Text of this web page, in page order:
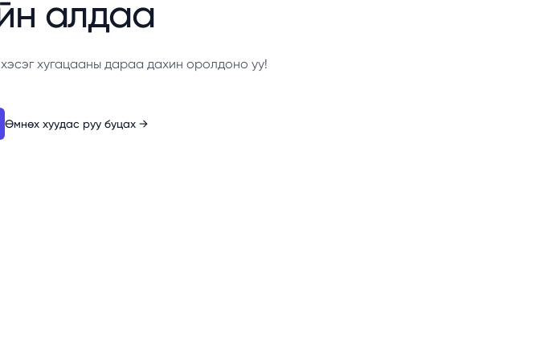
алдаа
хугацааны дараа дахин оролдоно уу!
Өмнөх хуудас руу буцах →